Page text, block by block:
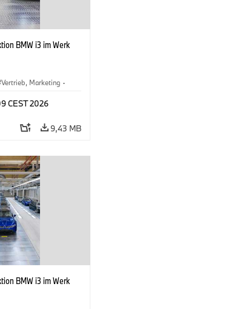
BMW i3 im Werk
Vertrieb, Marketing ·
CEST 2026
9,43 MB
BMW i3 im Werk